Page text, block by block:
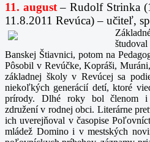
11. august – Rudolf Strinka
11.8.2011 Revúca) – učiteľ,
Banskej Štiavnici, potom na
Pôsobil v Revúčke, Kopráši,
základnej školy v Revúcej sa
niekoľkých generácií detí, ktoré
prírody. Dlhé roky bol členom i
združení v rodnej obci. Literárne
ich uverejňoval v časopise
mládež Domino i v mestských